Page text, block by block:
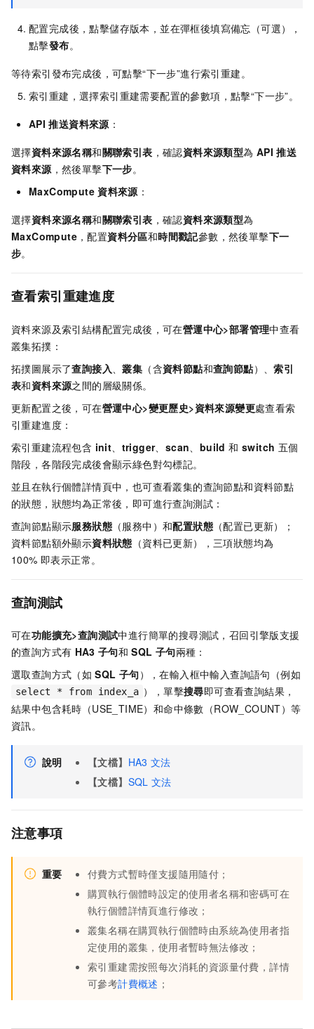
配置完成後，點擊儲存版本，並在彈框後填寫備忘（可選），
點擊發布。
等待索引發布完成後，可點擊“下一步”進行索引重建。
索引重建，選擇索引重建需要配置的參數項，點擊“下一步”。
API 推送資料來源：
選擇資料來源名稱和關聯索引表 ，確認資料來源類型為 API 推送
資料來源，然後單擊下一步。
MaxCompute 資料來源：
選擇資料來源名稱和關聯索引表 ，確認資料來源類型為
MaxCompute ，配置資料分區和時間戳記參數，然後單擊下一
步。
查看索引重建進度
資料來源及索引結構配置完成後，可在營運中心>部署管理中查看
叢集拓撲：
拓撲圖展示了查詢接入 、叢集 （含資料節點和查詢節點）、索引
表和資料來源之間的層級關係。
更新配置之後，可在營運中心>變更歷史>資料來源變更處查看索
引重建進度：
索引重建流程包含 init trigger、 scan build 和switch 五個
階段，各階段完成後會顯示綠色對勾標記。
並且在執行個體詳情頁中，也可查看叢集的查詢節點和資料節點
的狀態，狀態均為正常後，即可進行查詢測試：
查詢節點顯示服務狀態 （服務中）和配置狀態 （配置已更新）；
資料節點額外顯示資料狀態 （資料已更新），三項狀態均為
100% 即表示正常。
查詢測試
可在功能擴充>查詢測試中進行簡單的搜尋測試，召回引擎版支援
的查詢方式有 HA3 子句和 SQL 子句兩種：
選取查詢方式（如 SQL 子句），在輸入框中輸入查詢語句（例如
select * from index_a ），單擊搜尋即可查看查詢結果，
結果中包含耗時（USE_TIME）和命中條數（ROW_COUNT）等
資訊。
說明 【文檔】 HA3 文法
【文檔】 SQL 文法
注意事項
重要
付費方式暫時僅支援隨用隨付；
購買執行個體時設定的使用者名稱和密碼可在
執行個體詳情頁進行修改；
叢集名稱在購買執行個體時由系統為使用者指
定使用的叢集，使用者暫時無法修改；
索引重建需按照每次消耗的資源量付費，詳情
可參考計費概述 ；